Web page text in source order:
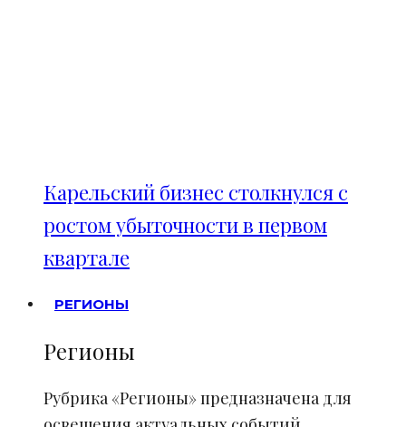
Карельский бизнес столкнулся с
ростом убыточности в первом
квартале
РЕГИОНЫ
Регионы
Рубрика «Регионы» предназначена для